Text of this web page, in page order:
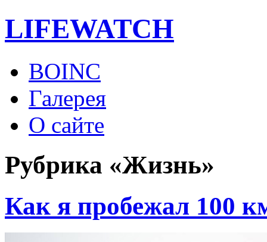
LIFEWATCH
BOINC
Галерея
О сайте
Рубрика «Жизнь»
Как я пробежал 100